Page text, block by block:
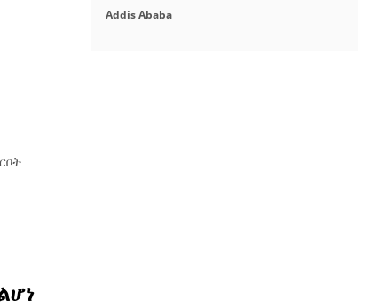
Addis Ababa